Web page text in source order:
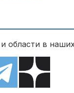
области в